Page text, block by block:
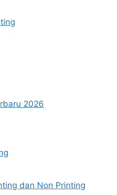
2026
dan Non Printing